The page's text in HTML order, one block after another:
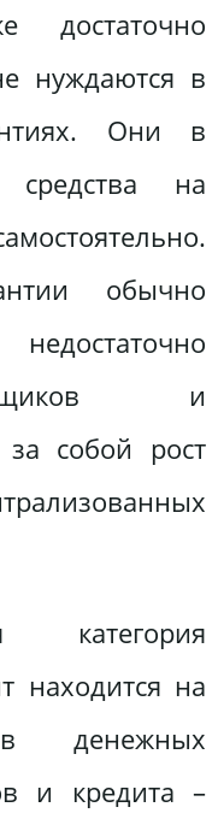
достаточно
нуждаются в
Они в
средства на
обычно
и
за собой рост
категория
находится на
денежных
и кредита –